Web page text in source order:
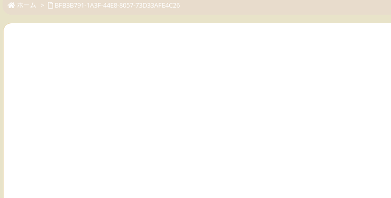
ホーム > BFB3B791-1A3F-44E8-8057-73D33AFE4C26